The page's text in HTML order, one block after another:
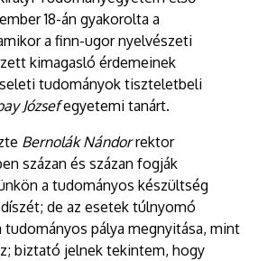
18-án gyakorolta a
a finn-ugor nyelvészeti
kimagasló érdemeinek
tudományok tiszteletbeli
Józsefegyetemi tanárt.
Bernolák Nándorrektor
százan és százan fogják
a tudományos készültség
de az esetek túlnyomó
tudományos pálya megnyitása, mint
biztató jelnek tekintem, hogy